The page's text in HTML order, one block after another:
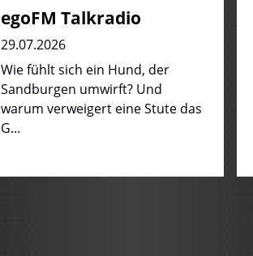
egoFM Talkradio
29.07.2026
Wie fühlt sich ein Hund, der
Sandburgen umwirft? Und
warum verweigert eine Stute das
G...